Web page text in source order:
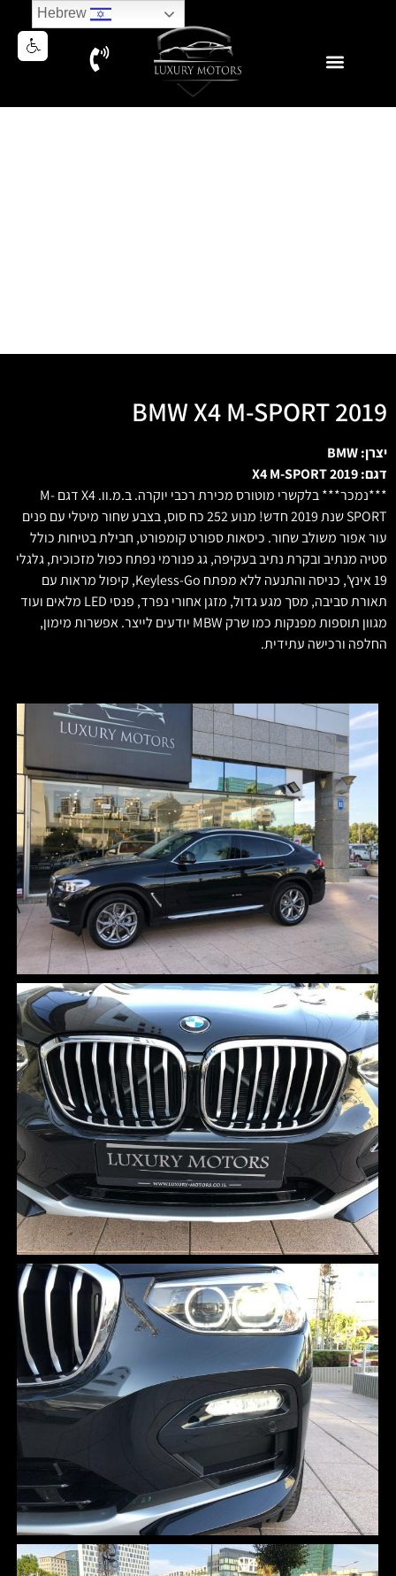
BMW X4 M-SPORT 2019
יצרן: BMW
דגם: X4 M-SPORT 2019
***נמכר*** בלקשרי מוטורס מכירת רכבי יוקרה. ב.מ.וו. X4 דגם M-
SPORT שנת 2019 חדש! מנוע 252 כח סוס, בצבע שחור מיטלי עם פנים
עור אפור משולב שחור. כיסאות ספורט קומפורט, חבילת בטיחות כולל
סטיה מנתיב ובקרת נתיב בעקיפה, גג פנורמי נפתח כפול מזכוכית, גלגלי
19 אינץ', כניסה והתנעה ללא מפתח Keyless-Go, קיפול מראות עם
תאורת סביבה, מסך מגע גדול, מזגן אחורי נפרד, פנסי LED מלאים ועוד
מגוון תוספות מפנקות כמו שרק MBW יודעים לייצר. אפשרות מימון,
החלפה ורכישה עתידית.
Hebrew